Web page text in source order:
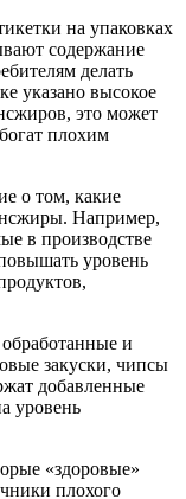
на упаковках
содержание
делать
указано высокое
это может
плохим
о том, какие
Например,
в производстве
уровень
и
закуски, чипсы
добавленные
уровень
«здоровые»
плохого